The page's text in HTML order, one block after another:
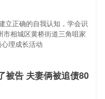
立正确的自我认知，学会识
相城区黄桥街道三角咀家
理成长活动
被告 夫妻俩被追债80